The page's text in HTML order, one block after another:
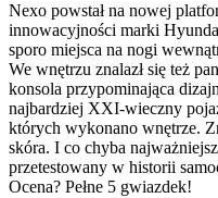
Nexo powstał na nowej
innowacyjności marki
sporo miejsca na nogi
We wnętrzu znalazł się też
konsola przypominająca
najbardziej XXI-wieczny
których wykonano wnętrze.
skóra. I co chyba
przetestowany w historii
Ocena? Pełne 5 gwiazdek!